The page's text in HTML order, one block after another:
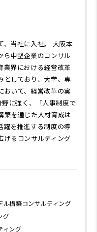
、当社に入社。 大阪本
ら中堅企業のコンサル
業界における経営改革
としており、大学、専
おいて、経営改革の実
に強く、「人事制度で
築を通じた人材育成は
躍を推進する制度の導
げるコンサルティング
構築コンサルティング
グ
ィング